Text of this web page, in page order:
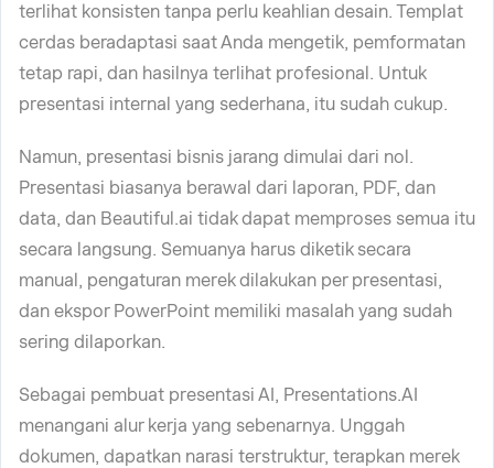
terlihat konsisten tanpa perlu keahlian desain. Templat
cerdas beradaptasi saat Anda mengetik, pemformatan
tetap rapi, dan hasilnya terlihat profesional. Untuk
presentasi internal yang sederhana, itu sudah cukup.
Namun, presentasi bisnis jarang dimulai dari nol.
Presentasi biasanya berawal dari laporan, PDF, dan
data, dan Beautiful.ai tidak dapat memproses semua itu
secara langsung. Semuanya harus diketik secara
manual, pengaturan merek dilakukan per presentasi,
dan ekspor PowerPoint memiliki masalah yang sudah
sering dilaporkan.
Sebagai pembuat presentasi AI, Presentations.AI
menangani alur kerja yang sebenarnya. Unggah
dokumen, dapatkan narasi terstruktur, terapkan merek